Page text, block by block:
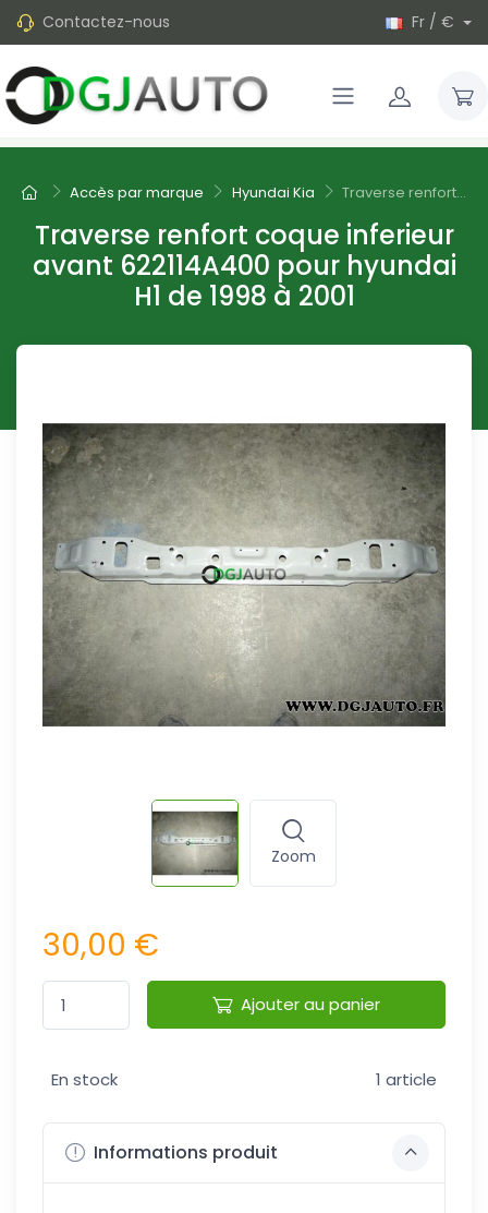
Contactez-nous Fr / €
Accès par marque Hyundai Kia Traverse renfort...
Traverse renfort coque inferieur
avant 622114A400 pour hyundai
H1 de 1998 à 2001
Zoom
30,00 €
Ajouter au panier
En stock 1 article
Informations produit